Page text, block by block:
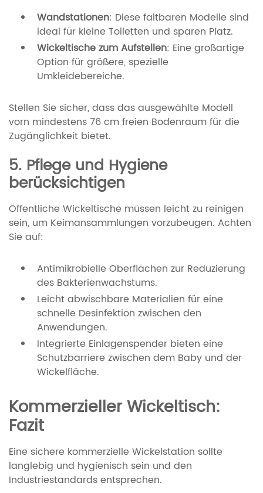
Wandstationen: Diese faltbaren Modelle sind
ideal für kleine Toiletten und sparen Platz.
Wickeltische zum Aufstellen: Eine großartige
Option für größere, spezielle
Umkleidebereiche.
Stellen Sie sicher, dass das ausgewählte Modell
vorn mindestens 76 cm freien Bodenraum für die
Zugänglichkeit bietet.
5. Pflege und Hygiene
berücksichtigen
Öffentliche Wickeltische müssen leicht zu reinigen
sein, um Keimansammlungen vorzubeugen. Achten
Sie auf:
Antimikrobielle Oberflächen zur Reduzierung
des Bakterienwachstums.
Leicht abwischbare Materialien für eine
schnelle Desinfektion zwischen den
Anwendungen.
Integrierte Einlagenspender bieten eine
Schutzbarriere zwischen dem Baby und der
Wickelfläche.
Kommerzieller Wickeltisch:
Fazit
Eine sichere kommerzielle Wickelstation sollte
langlebig und hygienisch sein und den
Industriestandards entsprechen.